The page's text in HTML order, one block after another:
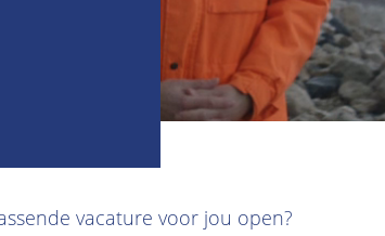
vacature voor jou open?